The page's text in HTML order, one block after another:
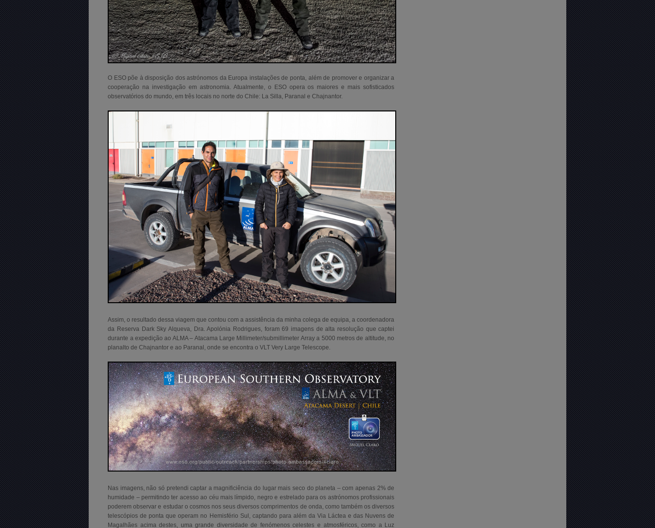
O ESO põe à disposição dos astrónomos da Europa instalações de ponta, além de promover e organizar a
cooperação na investigação em astronomia. Atualmente, o ESO opera os maiores e mais sofisticados
observatórios do mundo, em três locais no norte do Chile: La Silla, Paranal e Chajnantor.
Assim, o resultado dessa viagem que contou com a assistência da minha colega de equipa, a coordenadora
da Reserva Dark Sky Alqueva, Dra. Apolónia Rodrigues, foram 69 imagens de alta resolução que captei
durante a expedição ao ALMA – Atacama Large Millimeter/submillimeter Array a 5000 metros de altitude, no
planalto de Chajnantor e ao Paranal, onde se encontra o VLT Very Large Telescope.
Nas imagens, não só pretendi captar a magnificiência do lugar mais seco do planeta – com apenas 2% de
humidade – permitindo ter acesso ao céu mais límpido, negro e estrelado para os astrónomos profissionais
poderem observar e estudar o cosmos nos seus diversos comprimentos de onda, como também os diversos
telescópios de ponta que operam no Hemisfério Sul, captando para além da Via Láctea e das Nuvens de
Magalhães acima destes, uma grande diversidade de fenómenos celestes e atmosféricos, como a Luz